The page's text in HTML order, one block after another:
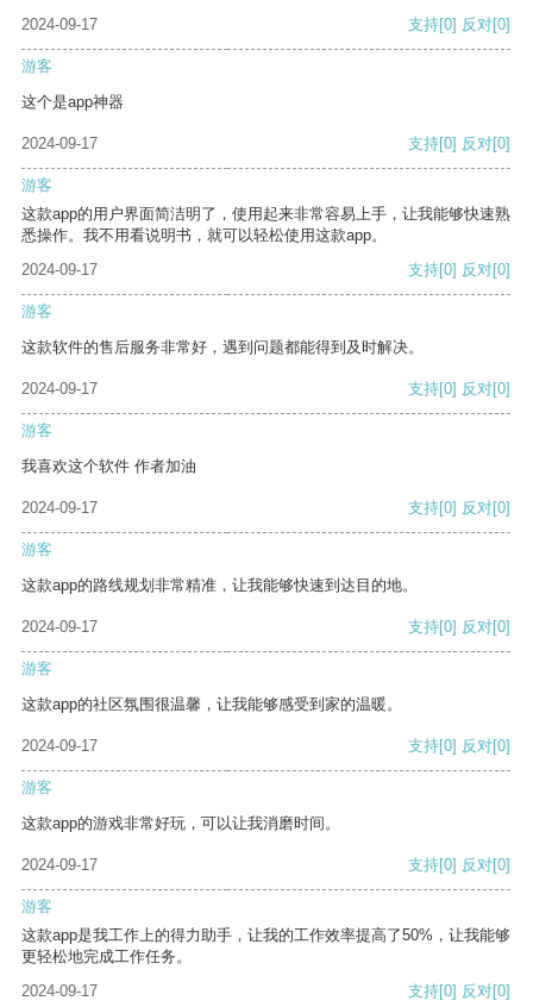
2024-09-17 支持[0] 反对[0]
游客
这个是app神器
2024-09-17 支持[0] 反对[0]
游客
这款app的用户界面简洁明了，使用起来非常容易上手，让我能够快速熟
悉操作。我不用看说明书，就可以轻松使用这款app。
2024-09-17
支持[0] 反对[0]
游客
这款软件的售后服务非常好，遇到问题都能得到及时解决。
2024-09-17 支持[0] 反对[0]
游客
我喜欢这个软件 作者加油
2024-09-17 支持[0] 反对[0]
游客
这款app的路线规划非常精准，让我能够快速到达目的地。
2024-09-17 支持[0] 反对[0]
游客
这款app的社区氛围很温馨，让我能够感受到家的温暖。
2024-09-17 支持[0] 反对[0]
游客
这款app的游戏非常好玩，可以让我消磨时间。
2024-09-17 支持[0] 反对[0]
游客
这款app是我工作上的得力助手，让我的工作效率提高了50%，让我能够
更轻松地完成工作任务。
2024-09-17
支持[0] 反对[0]